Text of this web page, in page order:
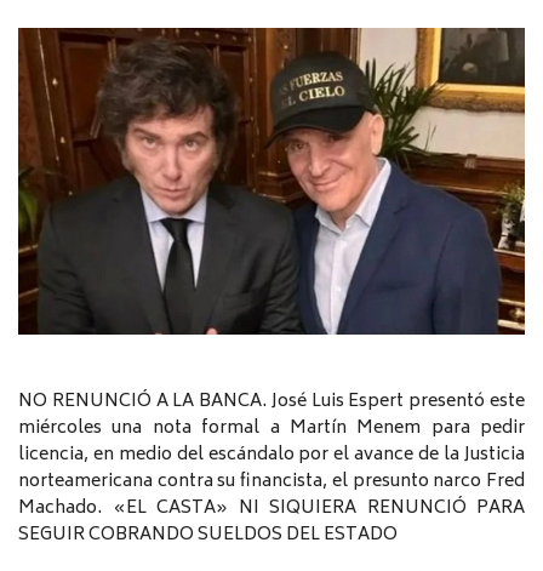
NO RENUNCIÓ A LA BANCA. José Luis Espert presentó este
miércoles una nota formal a Martín Menem para pedir
licencia, en medio del escándalo por el avance de la Justicia
norteamericana contra su financista, el presunto narco Fred
Machado. «EL CASTA» NI SIQUIERA RENUNCIÓ PARA
SEGUIR COBRANDO SUELDOS DEL ESTADO